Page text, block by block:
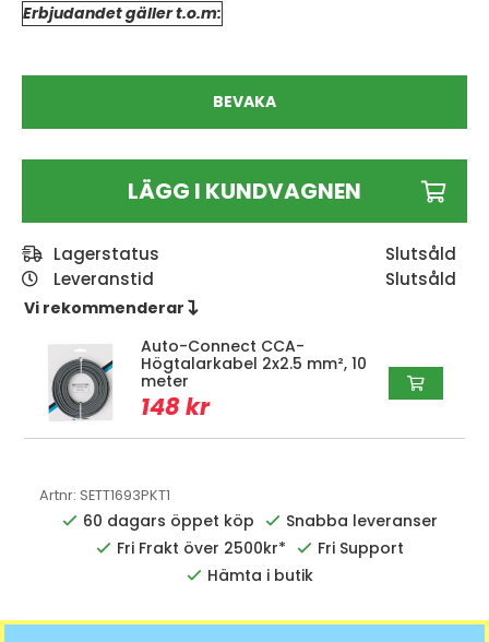
Erbjudandet gäller t.o.m:
BEVAKA
LÄGG I KUNDVAGNEN
Lagerstatus
Leveranstid
Slutsåld
Vi rekommenderar 
Auto-Connect CCA-
Högtalarkabel 2x2.5 mm², 10
meter
148 kr
Artnr: SETT1693PKT1
60 dagars öppet köp
Snabba leveranser
Fri Frakt över 2500kr*
Fri Support
Hämta i butik